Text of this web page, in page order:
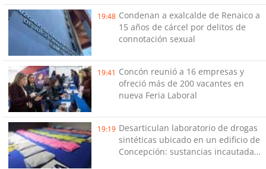
Región de Coquimbo
19:48 Condenan a exalcalde de Renaico a
15 años de cárcel por delitos de
connotación sexual
19:41 Concón reunió a 16 empresas y
ofreció más de 200 vacantes en
nueva Feria Laboral
19:19 Desarticulan laboratorio de drogas
sintéticas ubicado en un edificio de
Concepción: sustancias incautadas